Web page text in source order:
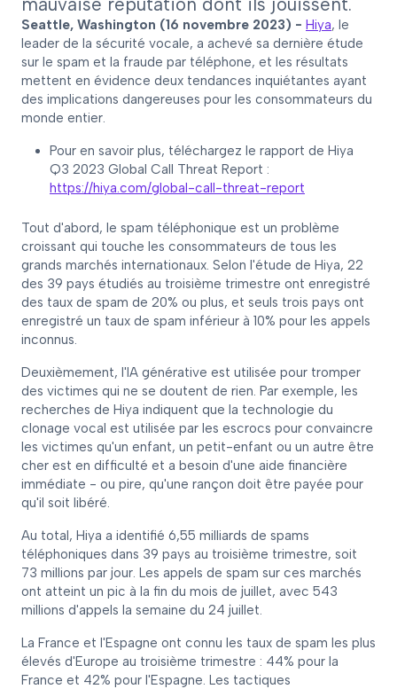
Seattle, Washington (16 novembre 2023) - Hiya, le
leader de la sécurité vocale, a achevé sa dernière étude
sur le spam et la fraude par téléphone, et les résultats
mettent en évidence deux tendances inquiétantes ayant
des implications dangereuses pour les consommateurs du
monde entier.
Pour en savoir plus, téléchargez le rapport de Hiya
Q3 2023 Global Call Threat Report :
https://hiya.com/global-call-threat-report
Tout d'abord, le spam téléphonique est un problème
croissant qui touche les consommateurs de tous les
grands marchés internationaux. Selon l'étude de Hiya, 22
des 39 pays étudiés au troisième trimestre ont enregistré
des taux de spam de 20% ou plus, et seuls trois pays ont
enregistré un taux de spam inférieur à 10% pour les appels
inconnus.
Deuxièmement, l'IA générative est utilisée pour tromper
des victimes qui ne se doutent de rien. Par exemple, les
recherches de Hiya indiquent que la technologie du
clonage vocal est utilisée par les escrocs pour convaincre
les victimes qu'un enfant, un petit-enfant ou un autre être
cher est en difficulté et a besoin d'une aide financière
immédiate - ou pire, qu'une rançon doit être payée pour
qu'il soit libéré.
Au total, Hiya a identifié 6,55 milliards de spams
téléphoniques dans 39 pays au troisième trimestre, soit
73 millions par jour. Les appels de spam sur ces marchés
ont atteint un pic à la fin du mois de juillet, avec 543
millions d'appels la semaine du 24 juillet.
La France et l'Espagne ont connu les taux de spam les plus
élevés d'Europe au troisième trimestre : 44% pour la
France et 42% pour l'Espagne. Les tactiques